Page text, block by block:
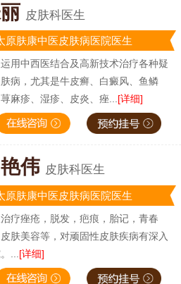
皮肤科医生
原肤康中医皮肤病医院医生
用中西医结合及高新技术治疗各种疑
病，尤其是牛皮癣、白癜风、鱼鳞
麻疹、湿疹、皮炎、痤... [详细]
伟 皮肤科医生
原肤康中医皮肤病医院医生
疗痤疮，脱发，疤痕，胎记，青春
肤美容等，对顽固性皮肤疾病有深入
... [详细]